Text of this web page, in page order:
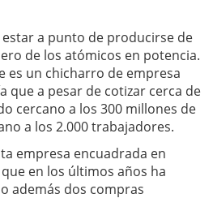
11/2016)
DE NUEVO!….
a punto de producirse de
de los atómicos en potencia.
es un chicharro de empresa
que a pesar de cotizar cerca de
cercano a los 300 millones de
a los 2.000 trabajadores.
empresa encuadrada en
en los últimos años ha
además dos compras